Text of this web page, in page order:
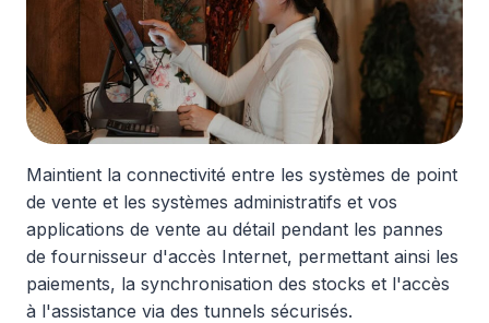
Maintient la connectivité entre les systèmes de point
de vente et les systèmes administratifs et vos
applications de vente au détail pendant les pannes
de fournisseur d'accès Internet, permettant ainsi les
paiements, la synchronisation des stocks et l'accès
à l'assistance via des tunnels sécurisés.